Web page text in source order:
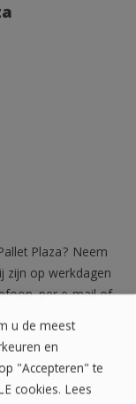
Plaza? Neem
zijn op werkdagen
per e-mail of
u de meest
en
"Accepteren" te
cookies. Lees